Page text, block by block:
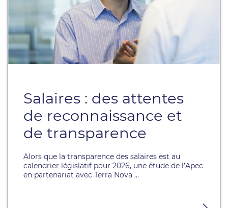
Salaires : des attentes
de reconnaissance et
de transparence
Alors que la transparence des salaires est au
calendrier législatif pour 2026, une étude de l’Apec
en partenariat avec Terra Nova ...